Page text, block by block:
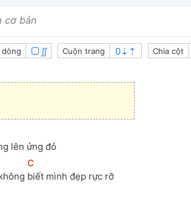
cơ bản
dòng ∬ Cuộn trang Chia cột
lên ửng đỏ
[
C
biết mình đẹp rực rỡ